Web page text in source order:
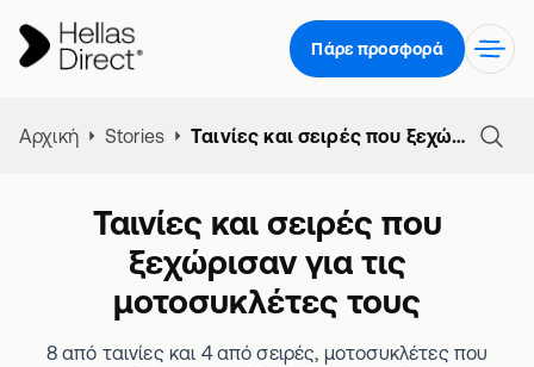
Πάρε προσφορά
Αρχική Stories Ταινίες και σειρές που ξεχώρισαν για τις μοτοσυκλέτες τους
Ταινίες και σειρές που
ξεχώρισαν για τις
μοτοσυκλέτες τους
8 από ταινίες και 4 από σειρές, μοτοσυκλέτες που